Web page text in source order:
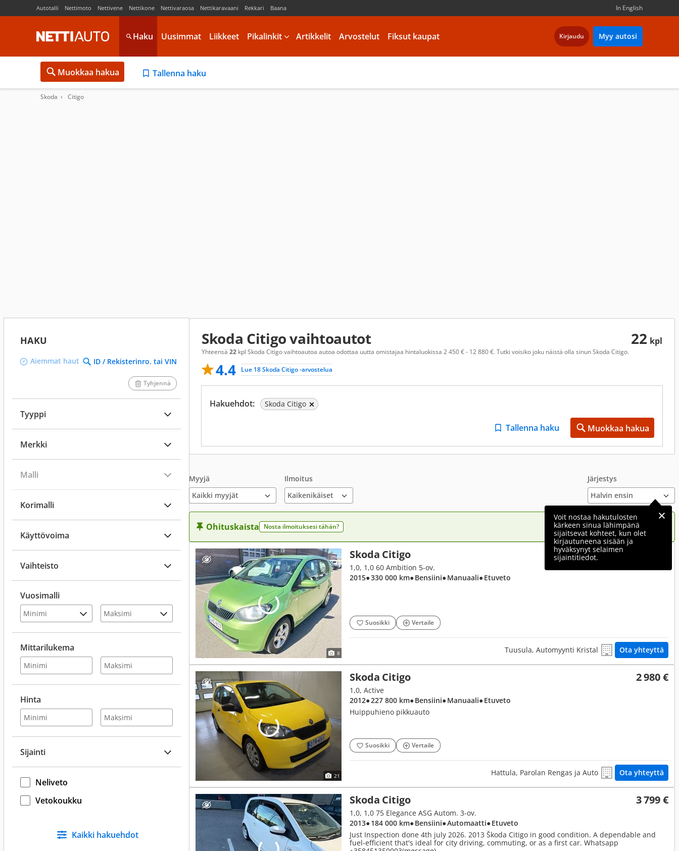
Autotalli Nettimoto Nettivene Nettikone Nettivaraosa Nettikaravaani Rekkari Baana In English
Haku Uusimmat Liikkeet Pikalinkit Artikkelit Arvostelut Fiksut kaupat Kirjaudu Myy autosi
Muokkaa hakua Tallenna haku
Skoda Citigo
HAKU
Aiemmat haut ID / Rekisterinro. tai VIN
Tyhjennä
Tyyppi
Merkki
Malli
Korimalli
Käyttövoima
Vaihteisto
Vuosimalli
Mittarilukema
Hinta
Sijainti
Neliveto
Vetokoukku
Kaikki hakuehdot
22 kpl
Skoda Citigo vaihtoautot
Yhteensä 22 kpl Skoda Citigo vaihtoautoa autoa odottaa uutta omistajaa hintaluokissa 2 450 € - 12 880 €. Tutki voisiko joku näistä olla sinun Skoda Citigo.
4.4 Lue 18 Skoda Citigo -arvostelua
Hakuehdot: Skoda Citigo
Tallenna haku Muokkaa hakua
Myyjä
Kaikki myyjät
Ilmoitus Järjestys
Voit nostaa hakutulosten
kärkeen sinua lähimpänä
sijaitsevat kohteet, kun olet
kirjautuneena sisään ja
hyväksynyt selaimen
sijaintitiedot.
Ohituskaista Nosta ilmoituksesi tähän?
8
Skoda Citigo
1,0, 1,0 60 Ambition 5-ov.
2015● 330 000 km● Bensiini● Manuaali● Etuveto
Suosikki Vertaile
Tuusula, Automyynti Kristal Ota yhteyttä
21
Skoda Citigo 2 980 €
1,0, Active
2012● 227 800 km● Bensiini● Manuaali● Etuveto
Huippuhieno pikkuauto
Suosikki Vertaile
Hattula, Parolan Rengas ja Auto Ota yhteyttä
Skoda Citigo 3 799 €
1,0, 1,0 75 Elegance ASG Autom. 3-ov.
2013● 184 000 km● Bensiini● Automaatti● Etuveto
Just Inspection done 4th july 2026. 2013 Škoda Citigo in good condition. A dependable and
fuel-efficient that's ideal for city driving, commuting, or as a first car. Whatsapp